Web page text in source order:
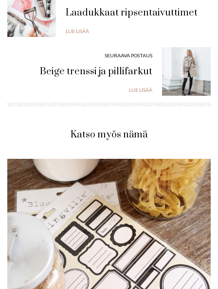
Laadukkaat ripsentaivuttimet
LUE LISÄÄ
SEURAAVA POSTAUS
Beige trenssi ja pillifarkut
LUE LISÄÄ
Katso myös nämä